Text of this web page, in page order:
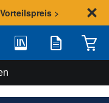
>
Bibliothek Merkliste